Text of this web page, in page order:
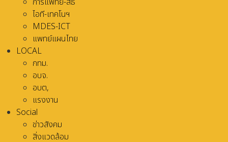
ไอที-เทคโนฯ
MDES-ICT
แพทย์แผนไทย
LOCAL
กทม.
อบจ.
อบต,
แรงงาน
Social
ข่าวสังคม
สิ่งแวดล้อม